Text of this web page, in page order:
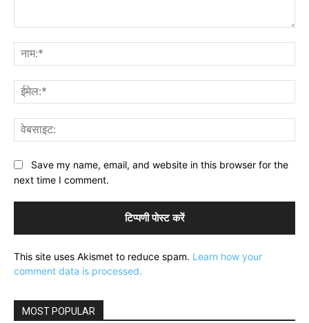
Save my name, email, and website in this browser for the
next time I comment.
This site uses Akismet to reduce spam. Learn how your
comment data is processed.
MOST POPULAR